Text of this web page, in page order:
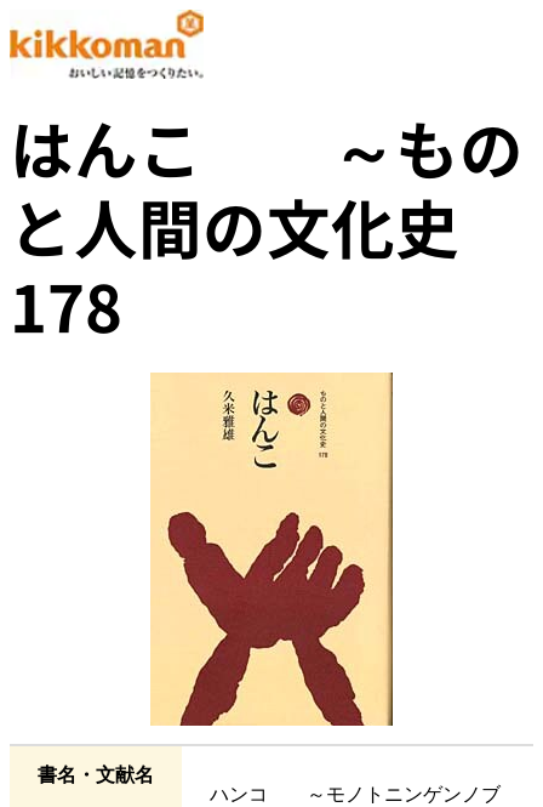
はんこ ～もの
と人間の文化史
178
書名・文献名
ハンコ ～モノトニンゲンノブ